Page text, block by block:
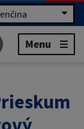
Menu